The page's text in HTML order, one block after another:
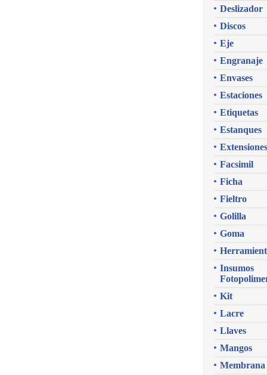
Deslizador
Discos
Eje
Engranaje
Envases
Estaciones
Etiquetas
Estanques
Extensiones
Facsimil
Ficha
Fieltro
Golilla
Goma
Insumos
Kit
Lacre
Llaves
Mangos
Membrana